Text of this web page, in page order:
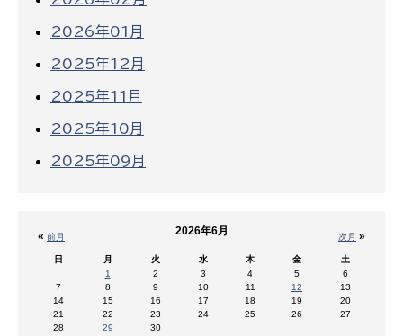
2026年01月
2025年12月
2025年11月
2025年10月
2025年09月
« 前月 次月 »
2026年6月
日 月 火 水 木 金
土
1
2 3 4 5
6
7
8 9 10 11 12
13
14
15 16 17 18 19
20
21
22 23 24 25 26
27
28
29 30